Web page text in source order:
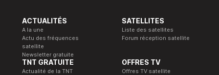
ACTUALITÉS
A la une
Actu des fréquences
satellite
Newsletter gratuite
SATELLITES
Liste des satellites
Forum réception satellite
TNT GRATUITE
Actualité de la TNT
OFFRES TV
Offres TV satellite